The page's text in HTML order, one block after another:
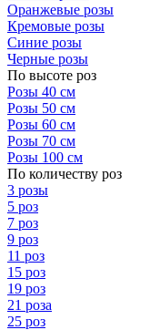
Оранжевые розы
Кремовые розы
Синие розы
Черные розы
По высоте роз
Розы 40 см
Розы 50 см
Розы 60 см
Розы 70 см
Розы 100 см
По количеству роз
3 розы
5 роз
7 роз
9 роз
11 роз
15 роз
19 роз
21 роза
25 роз